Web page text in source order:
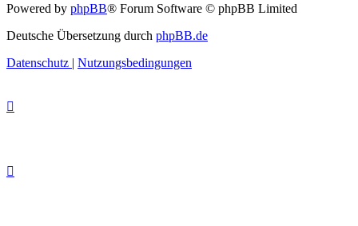
Powered by phpBB® Forum Software © phpBB Limited
Deutsche Übersetzung durch phpBB.de
Datenschutz | Nutzungsbedingungen